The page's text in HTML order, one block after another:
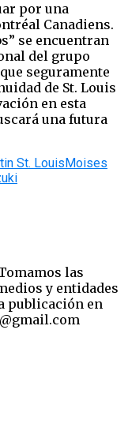
por una
Canadiens.
se encuentran
del grupo
seguramente
de St. Louis
en esta
una futura
St. Louis Moises
las
y entidades
publicación en